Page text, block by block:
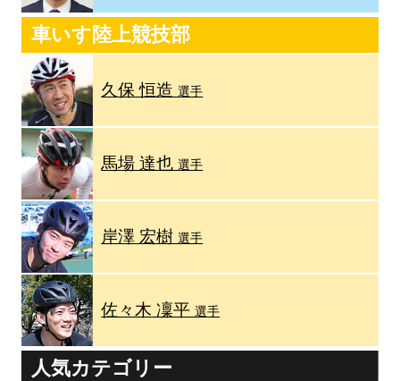
車いす陸上競技部
久保 恒造選手
馬場 達也選手
岸澤 宏樹選手
佐々木 凜平選手
人気カテゴリー